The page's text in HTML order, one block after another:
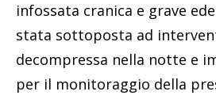
infossata cranica e grave
stata sottoposta ad
decompressa nella notte e
per il monitoraggio della